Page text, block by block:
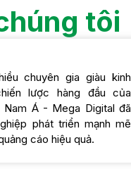
tôi
chuyên gia giàu kinh
lược hàng đầu của
Á - Mega Digital đã
phát triển mạnh mẽ
cáo hiệu quả.